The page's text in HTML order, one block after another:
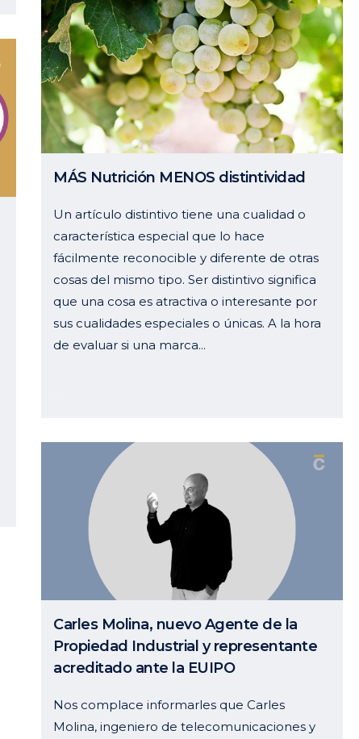
MÁS Nutrición MENOS distintividad
Un artículo distintivo tiene una cualidad o
característica especial que lo hace
fácilmente reconocible y diferente de otras
cosas del mismo tipo. Ser distintivo significa
que una cosa es atractiva o interesante por
sus cualidades especiales o únicas. A la hora
de evaluar si una marca...
Carles Molina, nuevo Agente de la
Propiedad Industrial y representante
acreditado ante la EUIPO
Nos complace informarles que Carles
Molina, ingeniero de telecomunicaciones y